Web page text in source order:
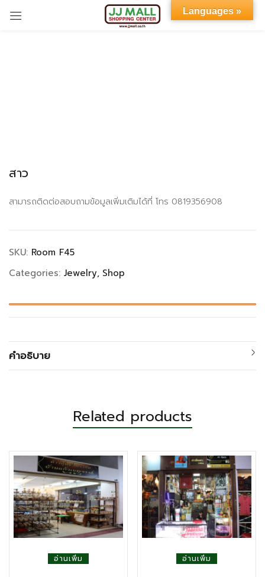
สาว
สามารถติดต่อสอบถามข้อมูลเพิ่มเติมได้ที่ โทร 0819356908
SKU: Room F45
Categories: Jewelry Shop
คำอธิบาย
Related products
อ่านเพิ่ม อ่านเพิ่ม
Languages »
Sign in